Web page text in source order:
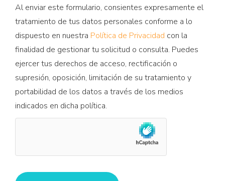
Al enviar este formulario, consientes expresamente el
tratamiento de tus datos personales conforme a lo
dispuesto en nuestra Política de Privacidad con la
finalidad de gestionar tu solicitud o consulta. Puedes
ejercer tus derechos de acceso, rectificación o
supresión, oposición, limitación de su tratamiento y
portabilidad de los datos a través de los medios
indicados en dicha política.